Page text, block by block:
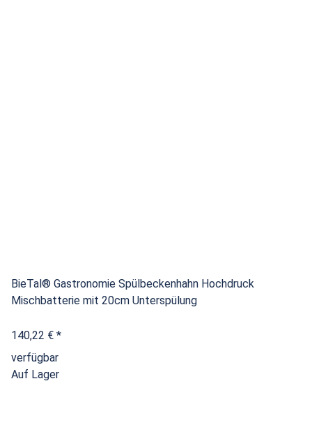
BieTal® Gastronomie Spülbeckenhahn Hochdruck
Mischbatterie mit 20cm Unterspülung
140,22 € *
verfügbar
Auf Lager